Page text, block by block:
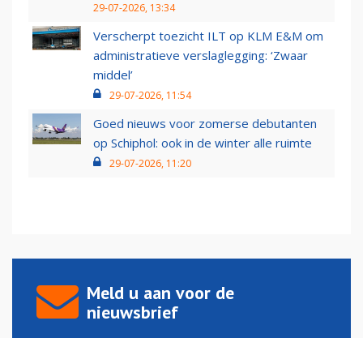
29-07-2026, 13:34
Verscherpt toezicht ILT op KLM E&M om
administratieve verslaglegging: ‘Zwaar
middel’
29-07-2026, 11:54
Goed nieuws voor zomerse debutanten
op Schiphol: ook in de winter alle ruimte
29-07-2026, 11:20
Meld u aan voor de
nieuwsbrief